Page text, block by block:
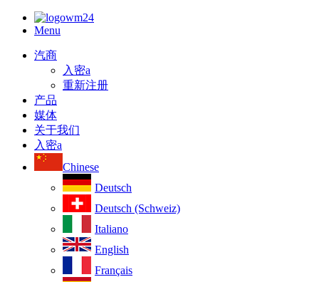
Menu
汽商
入密a
重新注册
产品
媒体
关于我们
入密a
Chinese
Deutsch
Deutsch (Schweiz)
Italiano
English
Français